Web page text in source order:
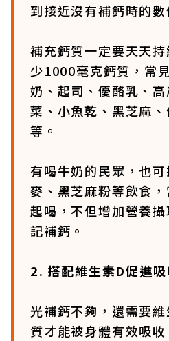
到接近沒有補鈣時的數
補充鈣質一定要天天
少1000毫克鈣質，常
奶、起司、優酪乳、
菜、小魚乾、黑芝麻
等。
有喝牛奶的民眾，也
麥、黑芝麻粉等飲食
起喝，不但增加營養
記補鈣。
2. 搭配維生素D促進吸
光補鈣不夠，還需要
質才能被身體有效吸